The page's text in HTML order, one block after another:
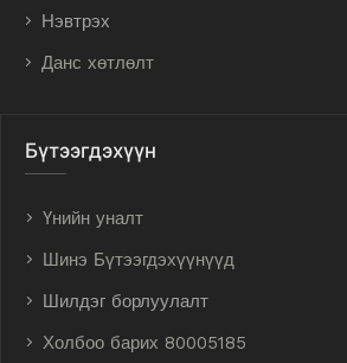
Нэвтрэх
Данс хөтлөлт
Бүтээгдэхүүн
Үнийн уналт
Шинэ Бүтээгдэхүүнүүд
Шилдэг борлуулалт
Холбоо барих 80005185